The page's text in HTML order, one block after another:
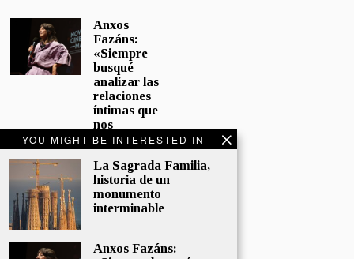
YOU MIGHT BE INTERESTED IN
La Sagrada Familia,
historia de un
monumento
interminable
Anxos Fazáns:
Anxos
Fazáns:
«Siempre
busqué
analizar las
relaciones
íntimas que
nos
afectan»
5 junio, 2026
El hijo de la
cómica, el
homenaje
Sacristán a
Fernán